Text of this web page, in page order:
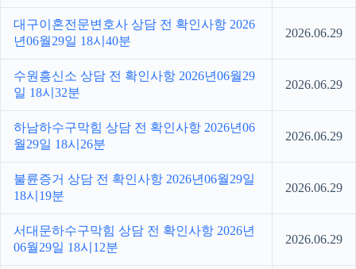
대구이혼전문변호사 상담 전 확인사항 2026
년06월29일 18시40분
2026.06.29
수원흥신소 상담 전 확인사항 2026년06월29
일 18시32분
2026.06.29
하남하수구막힘 상담 전 확인사항 2026년06
월29일 18시26분
2026.06.29
불륜증거 상담 전 확인사항 2026년06월29일
18시19분
2026.06.29
서대문하수구막힘 상담 전 확인사항 2026년
06월29일 18시12분
2026.06.29